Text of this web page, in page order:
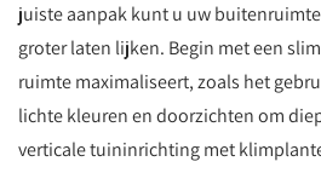
juiste aanpak kunt u uw
groter laten lijken. Begin met een
ruimte maximaliseert, zoals het
lichte kleuren en doorzichten om
verticale tuininrichting met